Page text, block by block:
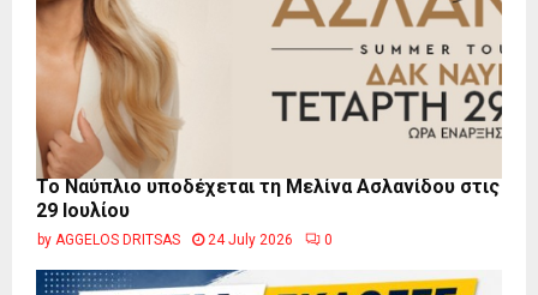
Το Ναύπλιο υποδέχεται τη Μελίνα Ασλανίδου στις
29 Ιουλίου
by AGGELOS DRITSAS 24 July 2026 0